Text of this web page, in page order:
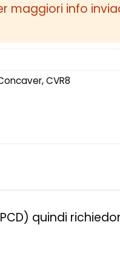
maggiori info
,CVR8
quindi